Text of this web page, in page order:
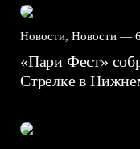
Новости, Новости —
«Пари Фест»
Стрелке в